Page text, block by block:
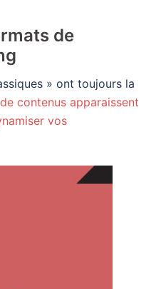
de
» ont toujours la
contenus apparaissent
vos